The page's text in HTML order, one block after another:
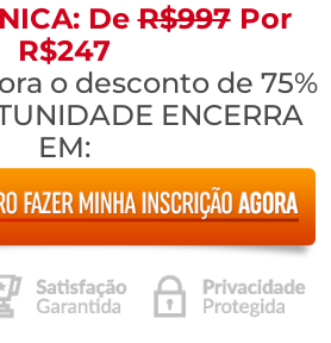
DeR$997Por
R$247
o desconto de 75%
ENCERRA
EM: